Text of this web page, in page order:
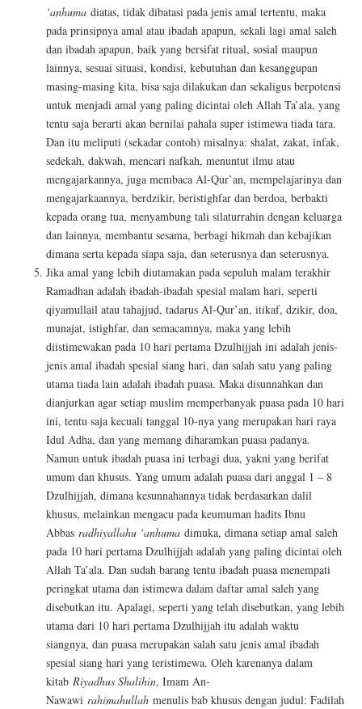
‘anhuma diatas, tidak dibatasi pada jenis amal tertentu, maka
pada prinsipnya amal atau ibadah apapun, sekali lagi amal saleh
dan ibadah apapun, baik yang bersifat ritual, sosial maupun
lainnya, sesuai situasi, kondisi, kebutuhan dan kesanggupan
masing-masing kita, bisa saja dilakukan dan sekaligus berpotensi
untuk menjadi amal yang paling dicintai oleh Allah Ta’ala, yang
tentu saja berarti akan bernilai pahala super istimewa tiada tara.
Dan itu meliputi (sekadar contoh) misalnya: shalat, zakat, infak,
sedekah, dakwah, mencari nafkah, menuntut ilmu atau
mengajarkannya, juga membaca Al-Qur’an, mempelajarinya dan
mengajarkaannya, berdzikir, beristighfar dan berdoa, berbakti
kepada orang tua, menyambung tali silaturrahin dengan keluarga
dan lainnya, membantu sesama, berbagi hikmah dan kebajikan
dimana serta kepada siapa saja, dan seterusnya dan seterusnya.
Jika amal yang lebih diutamakan pada sepuluh malam terakhir
Ramadhan adalah ibadah-ibadah spesial malam hari, seperti
qiyamullail atau tahajjud, tadarus Al-Qur’an, itikaf, dzikir, doa,
munajat, istighfar, dan semacamnya, maka yang lebih
diistimewakan pada 10 hari pertama Dzulhijjah ini adalah jenis-
jenis amal ibadah spesial siang hari, dan salah satu yang paling
utama tiada lain adalah ibadah puasa. Maka disunnahkan dan
dianjurkan agar setiap muslim memperbanyak puasa pada 10 hari
ini, tentu saja kecuali tanggal 10-nya yang merupakan hari raya
Idul Adha, dan yang memang diharamkan puasa padanya.
Namun untuk ibadah puasa ini terbagi dua, yakni yang berifat
umum dan khusus. Yang umum adalah puasa dari anggal 1 – 8
Dzulhijjah, dimana kesunnahannya tidak berdasarkan dalil
khusus, melainkan mengacu pada keumuman hadits Ibnu
Abbas radhiyallahu ‘anhuma dimuka, dimana setiap amal saleh
pada 10 hari pertama Dzulhijjah adalah yang paling dicintai oleh
Allah Ta’ala. Dan sudah barang tentu ibadah puasa menempati
peringkat utama dan istimewa dalam daftar amal saleh yang
disebutkan itu. Apalagi, seperti yang telah disebutkan, yang lebih
utama dari 10 hari pertama Dzulhijjah itu adalah waktu
siangnya, dan puasa merupakan salah satu jenis amal ibadah
spesial siang hari yang teristimewa. Oleh karenanya dalam
kitab Riyadhus Shalihin, Imam An-
Nawawi rahimahullah menulis bab khusus dengan judul: Fadilah